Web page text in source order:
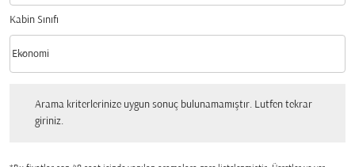
Kabin Sınıfı
Kabin Sınıfı option Ekonomi Selected
Ekonomi
keyboard_arrow_down
Arama kriterlerinize uygun sonuç bulunamamıştır. Lutfen tekrar
giriniz.